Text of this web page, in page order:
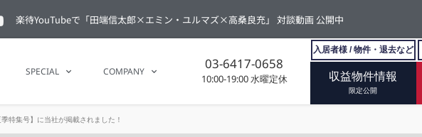
楽待YouTubeで「田端信太郎×エミン・ユルマズ×高桑良充」 対談動画 公開中
SPECIAL COMPANY 03-6417-0658
10:00-19:00 水曜定休
入居者様 / 物件・退去など
収益物件情報
限定公開
特集号】に当社が掲載されました！